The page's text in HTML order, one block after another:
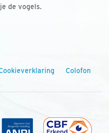
de vogels.
Colofon